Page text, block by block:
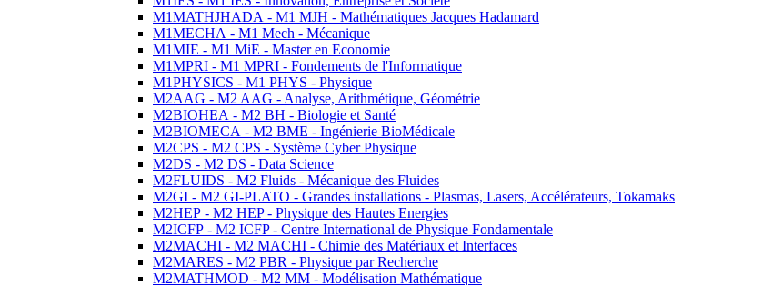
M1MATHJHADA - M1 MJH - Mathématiques Jacques Hadamard
M1MECHA - M1 Mech - Mécanique
M1MIE - M1 MiE - Master en Economie
M1MPRI - M1 MPRI - Fondements de l'Informatique
M1PHYSICS - M1 PHYS - Physique
M2AAG - M2 AAG - Analyse, Arithmétique, Géométrie
M2BIOHEA - M2 BH - Biologie et Santé
M2BIOMECA - M2 BME - Ingénierie BioMédicale
M2CPS - M2 CPS - Système Cyber Physique
M2DS - M2 DS - Data Science
M2FLUIDS - M2 Fluids - Mécanique des Fluides
M2GI - M2 GI-PLATO - Grandes installations - Plasmas, Lasers, Accélérateurs, Tokamaks
M2HEP - M2 HEP - Physique des Hautes Energies
M2ICFP - M2 ICFP - Centre International de Physique Fondamentale
M2MACHI - M2 MACHI - Chimie des Matériaux et Interfaces
M2MARES - M2 PBR - Physique par Recherche
M2MATHMOD - M2 MM - Modélisation Mathématique